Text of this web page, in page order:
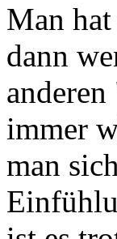
Man
dann
immer
man